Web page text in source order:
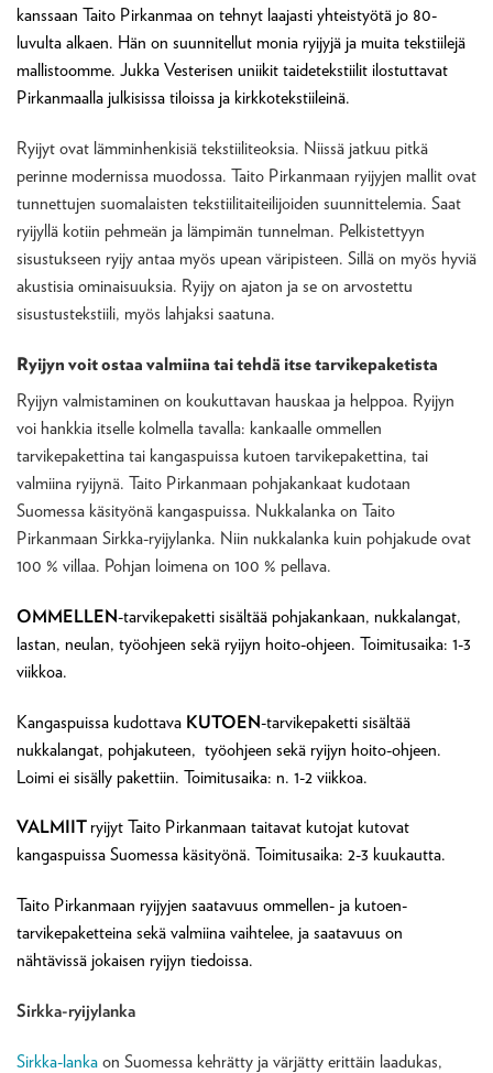
kanssaan Taito Pirkanmaa on tehnyt laajasti yhteistyötä jo 80-
luvulta alkaen. Hän on suunnitellut monia ryijyjä ja muita tekstiilejä
mallistoomme. Jukka Vesterisen uniikit taidetekstiilit ilostuttavat
Pirkanmaalla julkisissa tiloissa ja kirkkotekstiileinä.
Ryijyt ovat lämminhenkisiä tekstiiliteoksia. Niissä jatkuu pitkä
perinne modernissa muodossa. Taito Pirkanmaan ryijyjen mallit ovat
tunnettujen suomalaisten tekstiilitaiteilijoiden suunnittelemia. Saat
ryijyllä kotiin pehmeän ja lämpimän tunnelman. Pelkistettyyn
sisustukseen ryijy antaa myös upean väripisteen. Sillä on myös hyviä
akustisia ominaisuuksia. Ryijy on ajaton ja se on arvostettu
sisustustekstiili, myös lahjaksi saatuna.
Ryijyn voit ostaa valmiina tai tehdä itse tarvikepaketista
Ryijyn valmistaminen on koukuttavan hauskaa ja helppoa. Ryijyn
voi hankkia itselle kolmella tavalla: kankaalle ommellen
tarvikepakettina tai kangaspuissa kutoen tarvikepakettina, tai
valmiina ryijynä. Taito Pirkanmaan pohjakankaat kudotaan
Suomessa käsityönä kangaspuissa. Nukkalanka on Taito
Pirkanmaan Sirkka-ryijylanka. Niin nukkalanka kuin pohjakude ovat
100 % villaa. Pohjan loimena on 100 % pellava.
OMMELLEN-tarvikepaketti sisältää pohjakankaan, nukkalangat,
lastan, neulan, työohjeen sekä ryijyn hoito-ohjeen. Toimitusaika: 1-3
viikkoa.
Kangaspuissa kudottava KUTOEN-tarvikepaketti sisältää
nukkalangat, pohjakuteen, työohjeen sekä ryijyn hoito-ohjeen.
Loimi ei sisälly pakettiin. Toimitusaika: n. 1-2 viikkoa.
VALMIITryijyt Taito Pirkanmaan taitavat kutojat kutovat
kangaspuissa Suomessa käsityönä. Toimitusaika: 2-3 kuukautta.
Taito Pirkanmaan ryijyjen saatavuus ommellen- ja kutoen-
tarvikepaketteina sekä valmiina vaihtelee, ja saatavuus on
nähtävissä jokaisen ryijyn tiedoissa.
Sirkka-ryijylanka
Sirkka-lanka on Suomessa kehrätty ja värjätty erittäin laadukas,